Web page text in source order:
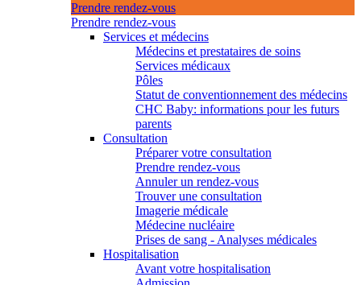
Prendre rendez-vous
Prendre rendez-vous
Services et médecins
Médecins et prestataires de soins
Services médicaux
Pôles
Statut de conventionnement des médecins
CHC Baby: informations pour les futurs
parents
Consultation
Préparer votre consultation
Prendre rendez-vous
Annuler un rendez-vous
Trouver une consultation
Imagerie médicale
Médecine nucléaire
Prises de sang - Analyses médicales
Hospitalisation
Avant votre hospitalisation